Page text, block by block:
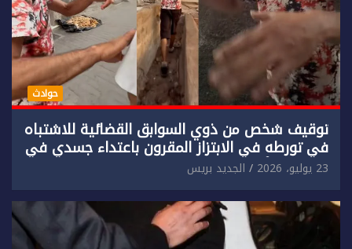
حوادث
توقيف شخص من ذوي السوابق القضائية للاشتباه
في تورطه في الابتزاز المقرون باعتداء جسدي في
حق سائح أجنبي.
23 يوليو، 2026 الجديد بريس